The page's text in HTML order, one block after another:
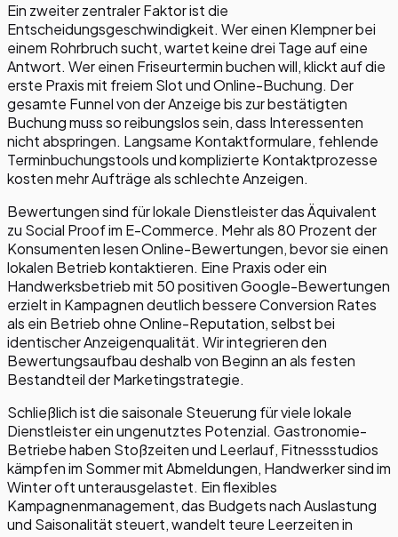
Ein zweiter zentraler Faktor ist die
Entscheidungsgeschwindigkeit. Wer einen Klempner bei
einem Rohrbruch sucht, wartet keine drei Tage auf eine
Antwort. Wer einen Friseurtermin buchen will, klickt auf die
erste Praxis mit freiem Slot und Online-Buchung. Der
gesamte Funnel von der Anzeige bis zur bestätigten
Buchung muss so reibungslos sein, dass Interessenten
nicht abspringen. Langsame Kontaktformulare, fehlende
Terminbuchungstools und komplizierte Kontaktprozesse
kosten mehr Aufträge als schlechte Anzeigen.
Bewertungen sind für lokale Dienstleister das Äquivalent
zu Social Proof im E-Commerce. Mehr als 80 Prozent der
Konsumenten lesen Online-Bewertungen, bevor sie einen
lokalen Betrieb kontaktieren. Eine Praxis oder ein
Handwerksbetrieb mit 50 positiven Google-Bewertungen
erzielt in Kampagnen deutlich bessere Conversion Rates
als ein Betrieb ohne Online-Reputation, selbst bei
identischer Anzeigenqualität. Wir integrieren den
Bewertungsaufbau deshalb von Beginn an als festen
Bestandteil der Marketingstrategie.
Schließlich ist die saisonale Steuerung für viele lokale
Dienstleister ein ungenutztes Potenzial. Gastronomie-
Betriebe haben Stoßzeiten und Leerlauf, Fitnessstudios
kämpfen im Sommer mit Abmeldungen, Handwerker sind im
Winter oft unterausgelastet. Ein flexibles
Kampagnenmanagement, das Budgets nach Auslastung
und Saisonalität steuert, wandelt teure Leerzeiten in